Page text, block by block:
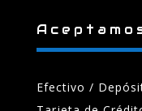
Efectivo /